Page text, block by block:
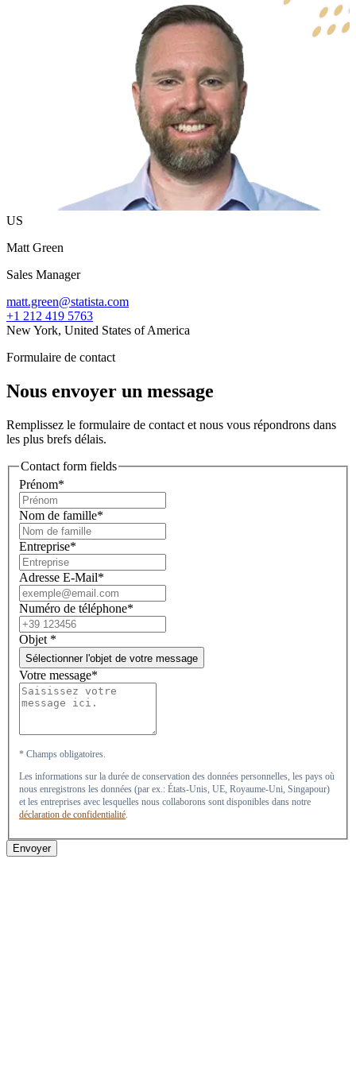
US
Matt Green
Sales Manager
matt.green@statista.com
+1 212 419 5763
New York, United States of America
Formulaire de contact
Nous envoyer un message
Remplissez le formulaire de contact et nous vous répondrons dans
les plus brefs délais.
Contact form fields
Prénom*
Nom de famille*
Entreprise*
Adresse E-Mail*
Numéro de téléphone*
Objet *
Sélectionner l'objet de votre message
Votre message*
* Champs obligatoires.
Les informations sur la durée de conservation des données personnelles, les pays où
nous enregistrons les données (par ex.: États-Unis, UE, Royaume-Uni, Singapour)
et les entreprises avec lesquelles nous collaborons sont disponibles dans notre
déclaration de confidentialité.
Envoyer